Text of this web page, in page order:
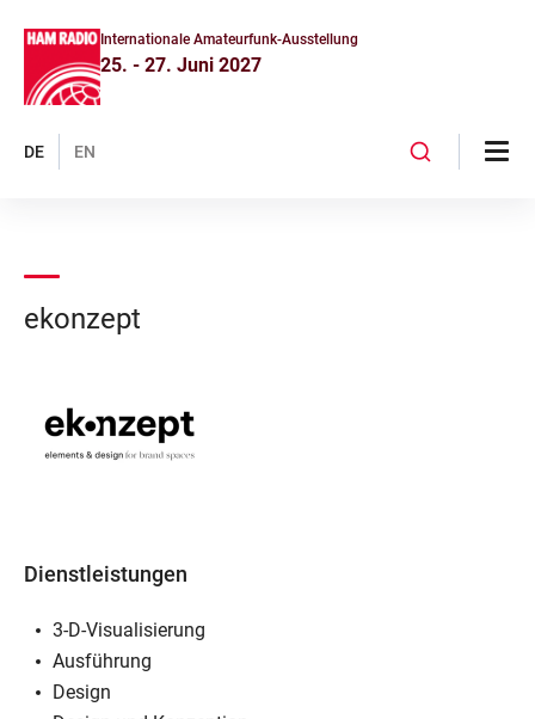
Internationale Amateurfunk-Ausstellung
25. - 27. Juni 2027
DE EN
ekonzept
Dienstleistungen
3-D-Visualisierung
Ausführung
Design